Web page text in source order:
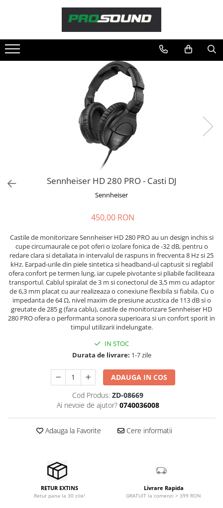
Sonorizare / PA
Playere si Recordere
Stabilizatoare de tensiune UPS si
Power Conditioner
Unelte Audio
Microfoane
Accesorii de microfoane
Capsule de microfon
Case-uri de microfoane
Microfoane de broadcast
Microfoane de instrumente
Microfoane de masurare si
Microfoane de Suprafata
Microfoane lavaliera si headset
Microfoane podcast, USB, iOS /
Microfoane Ribbon
Microfoane stereo
Microfoane Suspendabile
Sennheiser HD 280 PRO - Casti DJ
Sennheiser
450,00 RON
Castile de monitorizare Sennheiser HD 280 PRO au un design inchis si
cupe circumaurale ce pot oferi o izolare fonica de -32 dB, pentru o
redare clara si detaliata in intervalul de raspuns in frecventa 8 Hz si 25
kHz. Earpad-urile din piele sintetica si headband-ul captusit si reglabil
ofera confort pe termen lung, iar cupele pivotante si pliabile faciliteaza
transportul. Cablul spiralat de 3 m si conectorul de 3,5 mm cu adaptor
de 6,3 mm placat cu aur realizeaza o conexiune flexibila si fiabila. Cu o
impedanta de 64 Ω, nivel maxim de presiune acustica de 113 dB si o
greutate de 285 g (fara cablu), castile de monitorizare Sennheiser HD
280 PRO ofera o performanta sonora superioara si un confort sporit in
timpul utilizarii indelungate.
IN STOC
Durata de livrare: 1-7 zile
ADAUGA IN COS
Cod Produs: ZD-08669
Ai nevoie de ajutor? 0740036008
Adauga la Favorite Cere informatii
RETUR EXTINS
Retur pana la 30 zile!
Livrare Rapida
GRATUIT la comenzi > 399 RON